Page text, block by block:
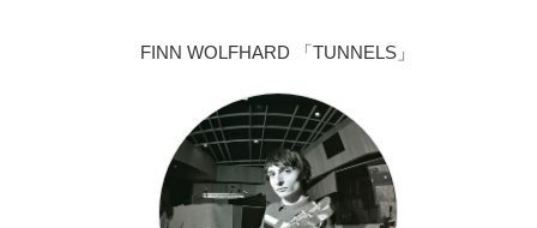
FINN WOLFHARD 「TUNNELS」